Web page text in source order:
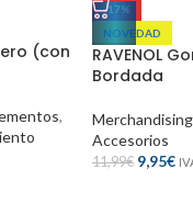
(con
,
-17%
NOVEDAD
RAVENOL
Bordada
Merchandising
Accesorios
11,99€ 9,95€